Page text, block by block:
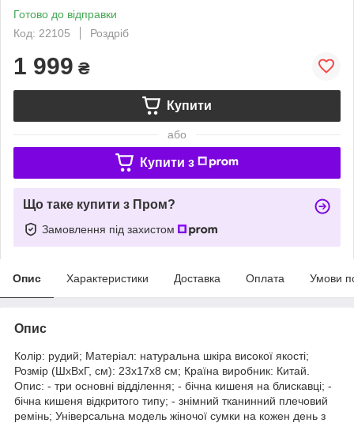
Готово до відправки
Код: 22105
Роздріб
1 999 ₴
Купити
або
Купити з
Що таке купити з Пром?
Замовлення під захистом
Опис Характеристики Доставка Оплата Умови
Опис
Колір: рудий; Матеріал: натуральна шкіра високої якості;
Розмір (ШхВхГ, см): 23х17х8 см; Країна виробник: Китай.
Опис: - три основні відділення; - бічна кишеня на блискавці; -
бічна кишеня відкритого типу; - знімний тканинний плечовий
ремінь; Універсальна модель жіночої сумки на кожен день з